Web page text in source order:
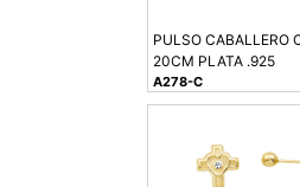
PULSO CABALLERO
20CM PLATA .925
A278-C